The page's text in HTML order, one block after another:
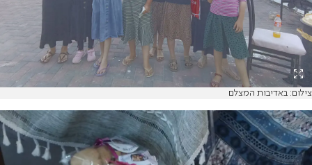
צילום: באדיבות המצלם